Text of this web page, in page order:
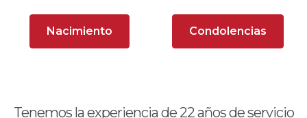
Nacimiento Condolencias
Tenemos la experiencia de 22años de servicio
Arreglos florales románticos